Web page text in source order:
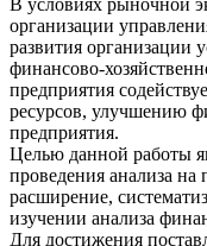
организации
развития организации
финансово-
предприятия
ресурсов, улучшению
предприятия.
Целью данной работы
проведения анализа на
расширение,
изучении анализа
Для достижения